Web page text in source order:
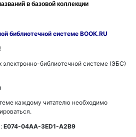
в базовой коллекции
библиотечной системе BOOK.RU
электронно-библиотечной системе (ЭБС)
каждому читателю необходимо
E074-04AA-3ED1-A2B9